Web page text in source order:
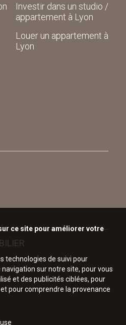
Investir dans un studio /
appartement à Lyon
Louer un appartement à
Lyon
ce site pour améliorer votre
technologies de suivi pour
sur notre site, pour vous
et des publicités ciblées, pour
pour comprendre la provenance